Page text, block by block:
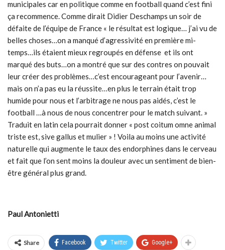
municipales car en politique comme en football quand c’est fini
ça recommence. Comme dirait Didier Deschamps un soir de
défaite de l’équipe de France « le résultat est logique… j’ai vu de
belles choses…on a manqué d’agressivité en première mi-
temps…ils étaient mieux regroupés en défense et ils ont
marqué des buts…on a montré que sur des contres on pouvait
leur créer des problèmes…c’est encourageant pour l’avenir…
mais on n’a pas eu la réussite…en plus le terrain était trop
humide pour nous et l’arbitrage ne nous pas aidés, c’est le
football …à nous de nous concentrer pour le match suivant. »
Traduit en latin cela pourrait donner « post coitum omne animal
triste est, sive gallus et mulier » ! Voila au moins une activité
naturelle qui augmente le taux des endorphines dans le cerveau
et fait que l’on sent moins la douleur avec un sentiment de bien-
être général plus grand.
Paul Antonietti
Share Facebook Twitter Google+